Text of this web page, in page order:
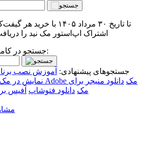
اشتراک اپ‌استور مک نید را
جستجو در کامل‌ترین آرشیو مک ایران:
جستجوهای پیشنهادی: آموزش نصب
نمایش در مک
برنامه‌های Adobe مک دانلود منیجر برای
مک دانلود فتوشاپ آفیس